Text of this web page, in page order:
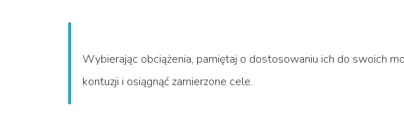
Wybierając obciążenia, pamiętaj o dostosowaniu ich do swoich
kontuzji i osiągnąć zamierzone cele.